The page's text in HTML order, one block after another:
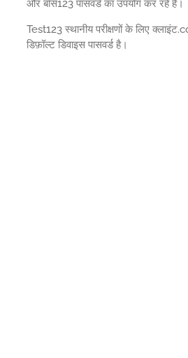
और बॉस123 पासवर्ड का उपयोग कर रहे हैं।
Test123 स्थानीय परीक्षणों के लिए
डिफ़ॉल्ट डिवाइस पासवर्ड है।